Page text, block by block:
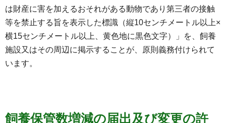
は財産に害を加えるおそれがある動物であり第三者の接触
等を禁止する旨を表示した標識（縦10センチメートル以上×
横15センチメートル以上、黄色地に黒色文字）」を、飼養
施設又はその周辺に掲示することが、原則義務付けられて
います。
飼養保管数増減の届出及び変更の許